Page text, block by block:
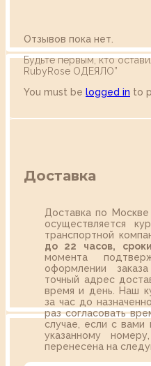
Отзывов пока нет.
Будьте первым, кто
RubyRose ОДЕЯЛО”
You must be logged in to
Доставка
Доставка по
осуществляется
транспортной
до 22 часов,
момента
оформлении
точный адрес
время и день. Наш
за час до
раз согласовать
случае, если с вами
указанному
перенесена на